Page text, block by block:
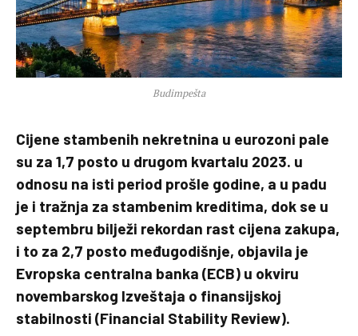
Budimpešta
Cijene stambenih nekretnina u eurozoni pale
su za 1,7 posto u drugom kvartalu 2023. u
odnosu na isti period prošle godine, a u padu
je i tražnja za stambenim kreditima, dok se u
septembru bilježi rekordan rast cijena zakupa,
i to za 2,7 posto međugodišnje, objavila je
Evropska centralna banka (ECB) u okviru
novembarskog Izveštaja o finansijskoj
stabilnosti (Financial Stability Review).